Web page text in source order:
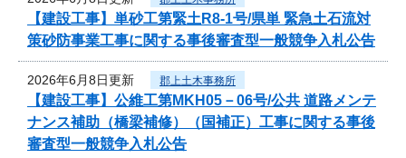
【建設工事】単砂工第緊土R8-1号/県単 緊急土石流対
策砂防事業工事に関する事後審査型一般競争入札公告
2026年6月8日更新 郡上土木事務所
【建設工事】公維工第MKH05－06号/公共 道路メンテ
ナンス補助（橋梁補修）（国補正）工事に関する事後
審査型一般競争入札公告